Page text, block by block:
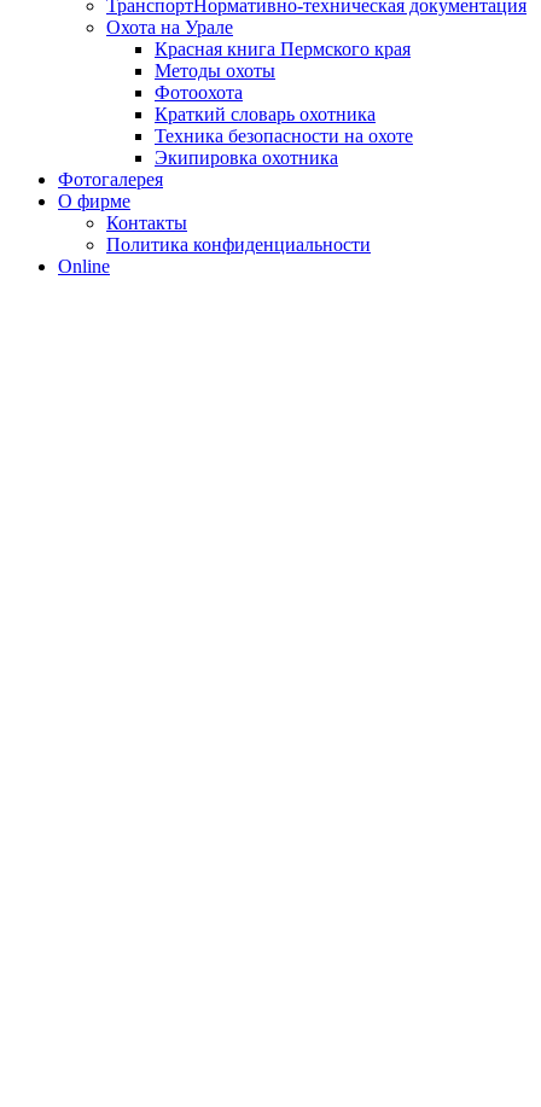
ТранспортНормативно-техническая документация
Охота на Урале
Красная книга Пермского края
Методы охоты
Фотоохота
Краткий словарь охотника
Техника безопасности на охоте
Экипировка охотника
Фотогалерея
О фирме
Контакты
Политика конфиденциальности
Online